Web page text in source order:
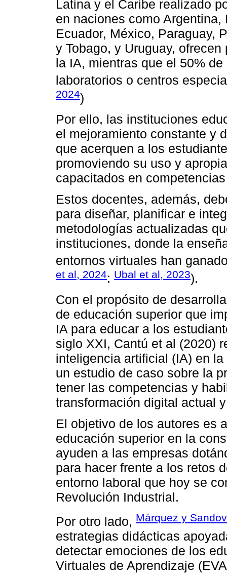
Latina y el Caribe realizado
en naciones como
Ecuador, México, Paraguay,
y Tobago, y Uruguay,
la IA, mientras que el 50%
laboratorios o centros
2024)
Por ello, las instituciones
el mejoramiento constante y
que acerquen a los
promoviendo su uso y
capacitados en
Estos docentes, además,
para diseñar, planificar e
metodologías actualizadas
instituciones, donde la
entornos virtuales han
et al, 2024: Ubal et al, 2023).
Con el propósito de
de educación superior que
IA para educar a los
siglo XXI, Cantú et al (2020)
inteligencia artificial (IA) en
un estudio de caso sobre la
tener las competencias y
transformación digital actual
El objetivo de los autores es
educación superior en la
ayuden a las empresas
para hacer frente a los retos
entorno laboral que hoy se
Revolución Industrial.
Por otro lado, Márquez y
estrategias didácticas
detectar emociones de los
Virtuales de Aprendizaje